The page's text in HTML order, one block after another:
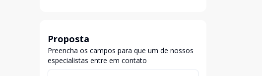
Proposta
Preencha os campos para que um de nossos
especialistas entre em contato